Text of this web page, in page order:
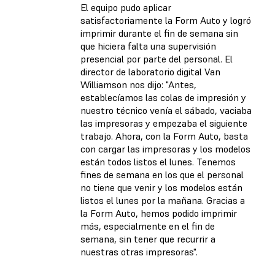
El equipo pudo aplicar
satisfactoriamente la Form Auto y logró
imprimir durante el fin de semana sin
que hiciera falta una supervisión
presencial por parte del personal. El
director de laboratorio digital Van
Williamson nos dijo: "Antes,
establecíamos las colas de impresión y
nuestro técnico venía el sábado, vaciaba
las impresoras y empezaba el siguiente
trabajo. Ahora, con la Form Auto, basta
con cargar las impresoras y los modelos
están todos listos el lunes. Tenemos
fines de semana en los que el personal
no tiene que venir y los modelos están
listos el lunes por la mañana. Gracias a
la Form Auto, hemos podido imprimir
más, especialmente en el fin de
semana, sin tener que recurrir a
nuestras otras impresoras".